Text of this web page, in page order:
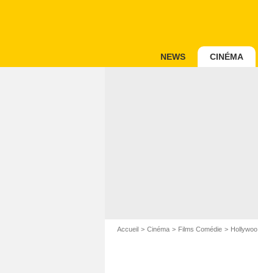
NEWS CINÉMA
Accueil Cinéma Films Comédie Hollywoo